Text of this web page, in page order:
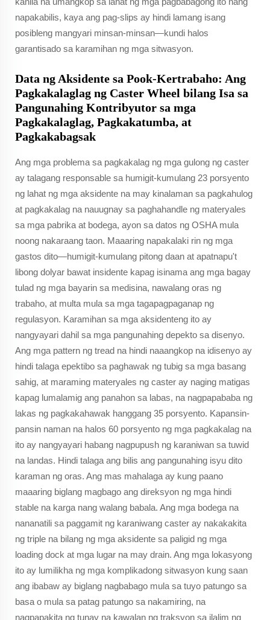
napakabilis, kaya ang pag-slips ay hindi lamang isang
posibleng mangyari minsan-minsan—kundi halos
garantisado sa karamihan ng mga sitwasyon.
Data ng Aksidente sa Pook-Kertrabaho: Ang
Pagkakalaglag ng Caster Wheel bilang Isa sa
Pangunahing Kontribyutor sa mga
Pagkakalaglag, Pagkakatumba, at
Pagkakabagsak
Ang mga problema sa pagkakalag ng mga gulong ng caster
ay talagang responsable sa humigit-kumulang 23 porsyento
ng lahat ng mga aksidente na may kinalaman sa pagkahulog
at pagkakalag na nauugnay sa paghahandle ng materyales
sa mga pabrika at bodega, ayon sa datos ng OSHA mula
noong nakaraang taon. Maaaring napakalaki rin ng mga
gastos dito—humigit-kumulang pitong daan at apatnapu't
libong dolyar bawat insidente kapag isinama ang mga bagay
tulad ng mga bayarin sa medisina, nawalang oras ng
trabaho, at multa mula sa mga tagapagpaganap ng
regulasyon. Karamihan sa mga aksidenteng ito ay
nangyayari dahil sa mga pangunahing depekto sa disenyo.
Ang mga pattern ng tread na hindi naaangkop na idisenyo ay
hindi talaga epektibo sa paghawak ng tubig sa mga basang
sahig, at maraming materyales ng caster ay naging matigas
kapag lumalamig ang panahon sa labas, na nagpapababa ng
lakas ng pagkakahawak hanggang 35 porsyento. Kapansin-
pansin naman na halos 60 porsyento ng mga pagkakalag na
ito ay nangyayari habang nagpupush ng karaniwan sa tuwid
na landas. Hindi talaga ang bilis ang pangunahing isyu dito
karaman ng oras. Ang mas mahalaga ay kung paano
maaaring biglang magbago ang direksyon ng mga hindi
stable na karga nang walang babala. Ang mga bodega na
nananatili sa paggamit ng karaniwang caster ay nakakakita
ng triple na bilang ng mga aksidente sa paligid ng mga
loading dock at mga lugar na may drain. Ang mga lokasyong
ito ay lumilikha ng mga komplikadong sitwasyon kung saan
ang ibabaw ay biglang nagbabago mula sa tuyo patungo sa
basa o mula sa patag patungo sa nakamiring, na
nagpapakita ng tunay na kawalan ng traksyon sa ilalim ng